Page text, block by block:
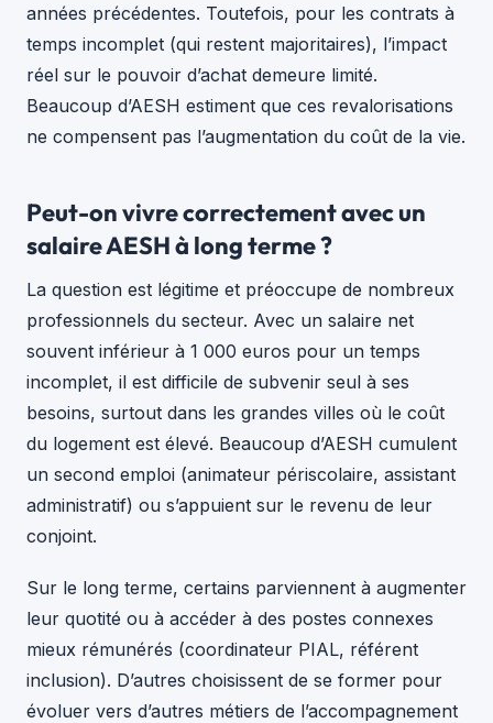
années précédentes. Toutefois, pour les contrats à
temps incomplet (qui restent majoritaires), l’impact
réel sur le pouvoir d’achat demeure limité.
Beaucoup d’AESH estiment que ces revalorisations
ne compensent pas l’augmentation du coût de la vie.
Peut-on vivre correctement avec un
salaire AESH à long terme ?
La question est légitime et préoccupe de nombreux
professionnels du secteur. Avec un salaire net
souvent inférieur à 1 000 euros pour un temps
incomplet, il est difficile de subvenir seul à ses
besoins, surtout dans les grandes villes où le coût
du logement est élevé. Beaucoup d’AESH cumulent
un second emploi (animateur périscolaire, assistant
administratif) ou s’appuient sur le revenu de leur
conjoint.
Sur le long terme, certains parviennent à augmenter
leur quotité ou à accéder à des postes connexes
mieux rémunérés (coordinateur PIAL, référent
inclusion). D’autres choisissent de se former pour
évoluer vers d’autres métiers de l’accompagnement